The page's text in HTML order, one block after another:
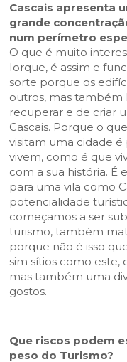
Cascais apresenta
grande
num perímetro
O que é muito
Iorque, é assim e
sorte porque os
outros, mas também
recuperar e de criar
Cascais. Porque o
visitam uma cidade
vivem, como é que
com a sua história. É
para uma vila como
potencialidade
começamos a ser
turismo, também
porque não é isso
sim sítios como este,
mas também uma
gostos.
Que riscos podem
peso do Turismo?